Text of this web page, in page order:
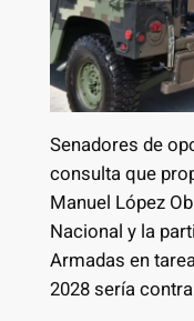
Senadores de
consulta que
Manuel López
Nacional y la
Armadas en
2028 sería